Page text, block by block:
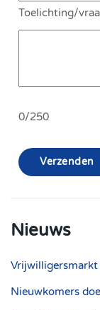
Toelichting/
0/250
Verzenden
Nieuws
Vrijwilligersmarkt
Nieuwkomers